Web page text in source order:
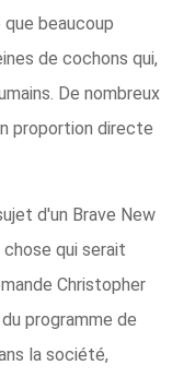
beaucoup
de cochons qui,
De nombreux
proportion directe
d'un Brave New
qui serait
Christopher
programme de
la société,